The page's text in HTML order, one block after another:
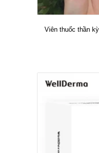
Viên thuốc thần